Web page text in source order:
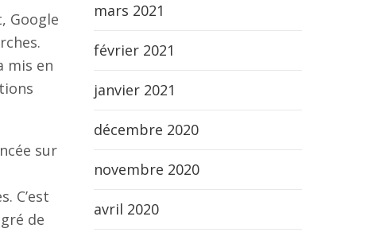
Google
mis en
sur
C’est
de
mars 2021
février 2021
janvier 2021
décembre 2020
novembre 2020
avril 2020